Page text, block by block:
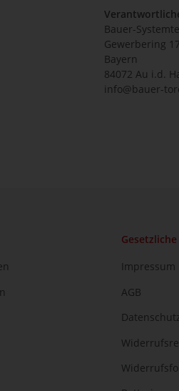
Bauer-
Gewerbering 17
Bayern
84072 Au i.d.
info@bauer-
Impressum
AGB